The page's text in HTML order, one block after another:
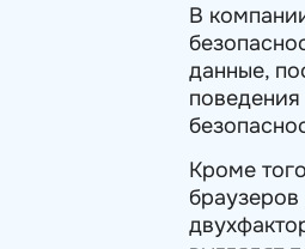
В
данные,
Кроме